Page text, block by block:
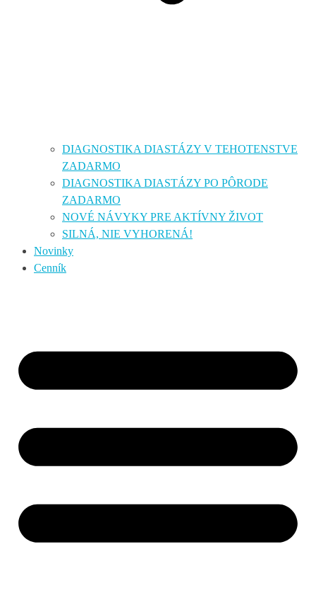
DIAGNOSTIKA DIASTÁZY V TEHOTENSTVE
ZADARMO
DIAGNOSTIKA DIASTÁZY PO PÔRODE
ZADARMO
NOVÉ NÁVYKY PRE AKTÍVNY ŽIVOT
SILNÁ, NIE VYHORENÁ!
Novinky
Cenník